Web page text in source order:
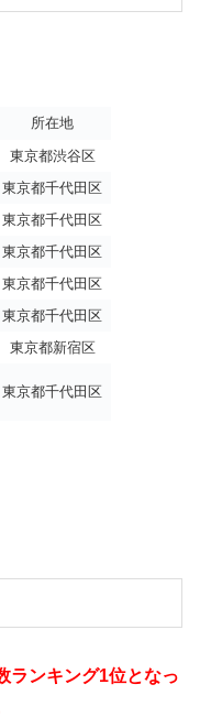
所在地
東京都渋谷区
東京都千代田区
東京都千代田区
東京都千代田区
東京都千代田区
東京都千代田区
東京都新宿区
東京都千代田区
ランキング1位となっ